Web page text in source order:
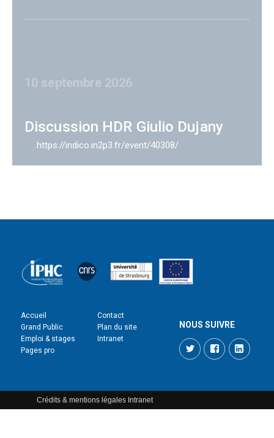
10 septembre 2026
Discussion HDR Giulio Dujany
https://indico.in2p3.fr/event/40308/
Accueil
Grand Public
Emploi & stages
Pages pro
Contact
Plan du site
Intranet
NOUS SUIVRE
TwitterFacebook
Crédits & mentions légales Intranet